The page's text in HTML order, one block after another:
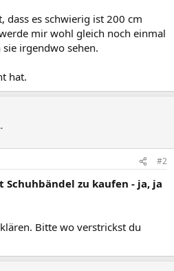
dass es schwierig ist 200 cm
mir wohl gleich noch einmal
irgendwo sehen.
hat.
#2
Schuhbändel zu kaufen - ja, ja
Bitte wo verstrickst du